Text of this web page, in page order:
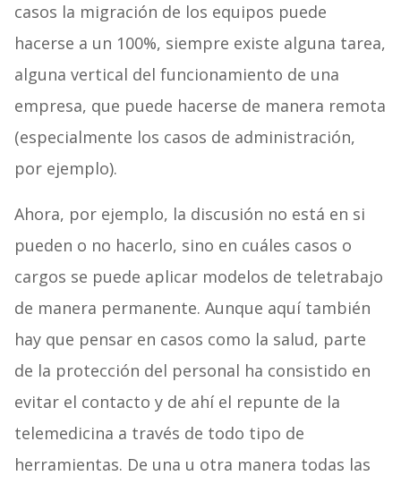
casos la migración de los equipos puede
hacerse a un 100%, siempre existe alguna tarea,
alguna vertical del funcionamiento de una
empresa, que puede hacerse de manera remota
(especialmente los casos de administración,
por ejemplo).
Ahora, por ejemplo, la discusión no está en si
pueden o no hacerlo, sino en cuáles casos o
cargos se puede aplicar modelos de teletrabajo
de manera permanente. Aunque aquí también
hay que pensar en casos como la salud, parte
de la protección del personal ha consistido en
evitar el contacto y de ahí el repunte de la
telemedicina a través de todo tipo de
herramientas. De una u otra manera todas las